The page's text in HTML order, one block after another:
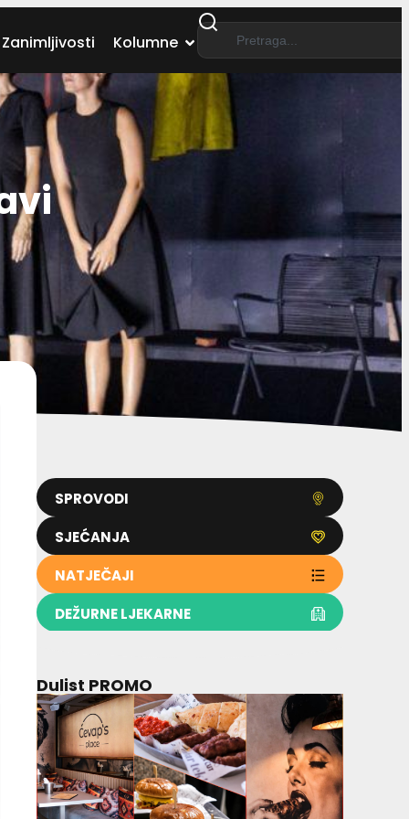
Zanimljivosti Kolumne
SPROVODI
SJEĆANJA
NATJEČAJI
DEŽURNE LJEKARNE
Dulist PROMO